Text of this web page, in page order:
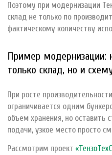
Поэтому при модернизации
склад не только по
фактическому количеству
Пример модернизации:
только склад, но и
При росте
ограничивается одним
объем хранения, но оставить
подачи, узкое место просто
Рассмотрим проект